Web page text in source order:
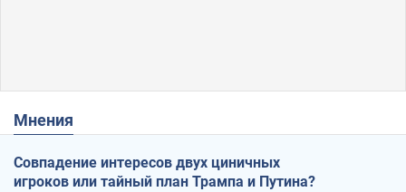
Мнения
Совпадение интересов двух циничных
игроков или тайный план Трампа и Путина?